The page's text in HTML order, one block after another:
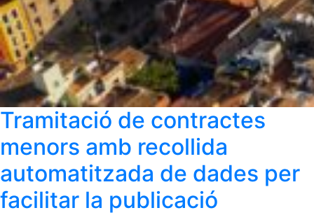
Tramitació de contractes
menors amb recollida
automatitzada de dades per
facilitar la publicació